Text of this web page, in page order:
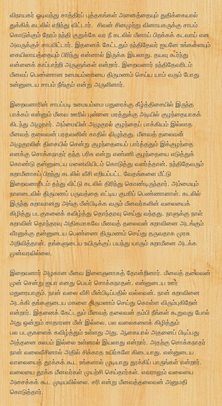
விநாயகர் ஓடிவந்து சாத்திரப் புத்தகங்கள் அனைத்தையும் துதிக்கையால்
துக்கிக் கடலில் எறிந்து விட்டார். சிவன் சினமுற்று வினாயகருக்கு சாபம்
கொடுக்கும் நேரம் நந்தி குறுக்கே வர நீ கடலில் மீனாய் பிறக்கக் கடவாய் என
அவருக்குச் சாபமிட்டார். இதனைக் கேட்டதும் நந்திதேவர் ஐயனே உங்களையும்
கையிலாயத்தையும் பிரிந்து என்னால் இருக்க இயலாது. தயவு கூர்ந்து
என்னைக் காப்பாற்றி அருளுங்கள் என்றார். இறைவனார் நந்திதேவரிடம்
மீனவப் பெண்ணான உமையம்மையை திருமணம் செய்ய யாம் வரும் போது
உன்னுடைய சாபம் நீங்கும் என்று அருளினார்.
இறைவனாரின் சாபப்படி உமையம்மை மதுரைக்கு கீழ்த்திசையில் இருந்த
பாக்கம் என்னும் மீனவ ஊரில் புன்னை மரத்துக்கு அடியில் குழந்தையாகக்
கிடந்து அழுதார். அம்மையின் அழுகுரல் குழந்தைப் பாக்கியம் இல்லாத
மீனவத் தலைவன் பரதவனின் காதில் விழுந்தது. மீனவத் தலைவன்
அழுகுரலின் திசையில் சென்று குழந்தையைப் பார்த்ததும் இக்குழந்தை
எனக்கு சொக்கநாதர் தந்த பரிசு என்று எண்ணி குழந்தையை எடுத்துக்
கொண்டு தன்னுடைய மனைவியிடம் கொடுத்து வளர்த்தான். நந்திதேவரும்
சுறாமீனாகப் பிறந்து கடலில் வீசி எறியப்பட்ட வேதங்களை மீட்டு
இறைவனாரிடம் தந்து விட்டு கடலில் திரிந்து கொண்டிருந்தார். அம்மையும்
நாளடைவில் திருமணப் பருவத்தை எட்டிய குமரிப் பெண்ணானாள். கடலில்
இருந்த சுறாவானது அங்கு மீன்பிடிக்க வரும் மீனவர்களின் வலையைக்
கிழித்து படகுகளைக் கவிழ்த்து தொந்தரவு செய்து வந்தது. நாளுக்கு நாள்
சுறாவின் தொந்தரவு அதிகமாகவே மீனவத் தலைவன் சுறாவினை அடங்கும்
வீரனுக்கு தன்னுடைய பெண்ணை திருமணம் செய்து தருவதாக முரசு
அறிவித்தான். தங்களுடைய உயிருக்குப் பயந்து யாரும் சுறாமீனை அடக்க
முன்வரவில்லை.
இறைவனார் அழகான மீனவ இளைஞனாகத் தோன்றினார். மீனவத் தலைவன்
முன் சென்று ஐயா எனது பெயர் சொக்கநாதன். என்னுடைய ஊர்
மதுரையாகும். நான் வலை வீசி மீன்பிடிப்பதில் வல்லவன். நான் சுறாவினை
அடக்கி தங்களுடைய மகளை திருமணம் செய்து கொள்ள விரும்புகிறேன்
என்றார். இதனைக் கேட்டதும் மீனவத் தலைவன் தம்பி நீங்கள் கூறுவது போல்
அது ஒன்றும் சாதாரண மீன் இல்லை. பல வலைகளைக் கிழித்தும்
பல படகுகளைக் கவிழ்த்தும் உள்ளது அது. ஆகையால் அதனைப் பிடிப்பது
அத்தனை சுலபம் இல்லை உன்னால் இயலாது என்றார். அதற்கு சொக்கநாதர்
நான் வலைவீசினால் அதில் சிக்காத உயிர்களே கிடையாது. என்னுடைய
வாலையைத் தூக்கக் கூட உங்களால் முடியாது தூக்கிப் பாருங்கள் என்றார்.
வலையை தூக்க மீனவர்கள் முயற்சி செய்தார்கள். எவராலும் வலையை
அசைக்கக் கூட முடியவில்லை. சரி என்று மீனவத்தலைவன் அனுமதி
கொடுத்தார்.